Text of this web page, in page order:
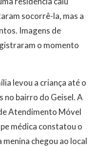
socorrê-la, mas a
Imagens de
o momento
levou a criança até o
no bairro do Geisel. A
Atendimento Móvel
médica constatou o
chegou ao local